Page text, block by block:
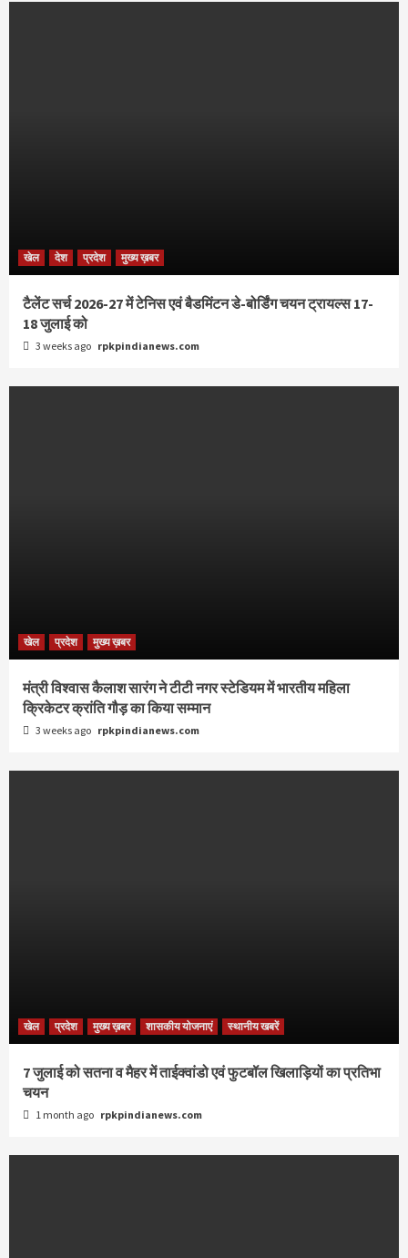
खेल देश प्रदेश मुख्य ख़बर
टैलेंट सर्च 2026-27 में टेनिस एवं बैडमिंटन डे-बोर्डिंग चयन ट्रायल्स 17-
18 जुलाई को
3 weeks ago rpkpindianews.com
खेल प्रदेश मुख्य ख़बर
मंत्री विश्वास कैलाश सारंग ने टीटी नगर स्टेडियम में भारतीय महिला
क्रिकेटर क्रांति गौड़ का किया सम्मान
3 weeks ago rpkpindianews.com
खेल प्रदेश मुख्य ख़बर शासकीय योजनाएं स्थानीय खबरें
7 जुलाई को सतना व मैहर में ताईक्वांडो एवं फुटबॉल खिलाड़ियों का प्रतिभा
चयन
1 month ago rpkpindianews.com